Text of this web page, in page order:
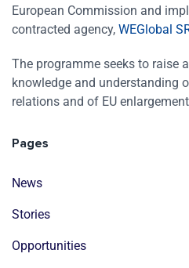
European Commission and
contracted agency, WEGlobal
The programme seeks to raise
knowledge and understanding
relations and of EU
Pages
News
Stories
Opportunities